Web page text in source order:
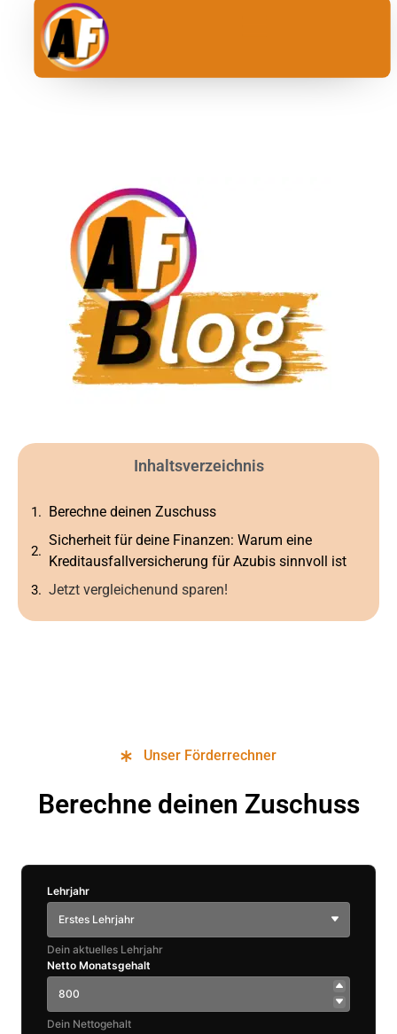
Inhaltsverzeichnis
Berechne deinen Zuschuss
Sicherheit für deine Finanzen: Warum eine
Kreditausfallversicherung für Azubis sinnvoll ist
Jetzt vergleichenund sparen!
Unser Förderrechner
Berechne deinen Zuschuss
Lehrjahr
Erstes Lehrjahr
Dein aktuelles Lehrjahr
Netto Monatsgehalt
Dein Nettogehalt